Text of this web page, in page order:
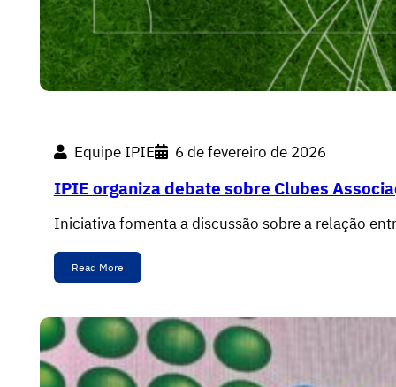
Equipe IPIE 6 de fevereiro de 2026
IPIE organiza debate sobre Clubes
Iniciativa fomenta a discussão sobre a relação
Read More